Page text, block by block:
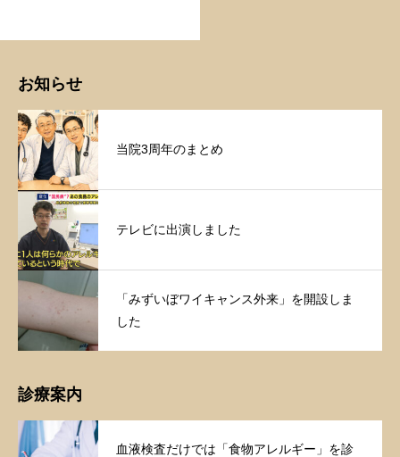
お知らせ
当院3周年のまとめ
テレビに出演しました
「みずいぼワイキャンス外来」を開設しま
した
診療案内
血液検査だけでは「食物アレルギー」を診